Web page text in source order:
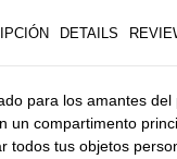
DETAILS
para los amantes del
un compartimento
todos tus objetos